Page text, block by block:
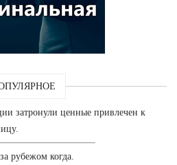
затронули ценные привлечен к
рубежом когда.